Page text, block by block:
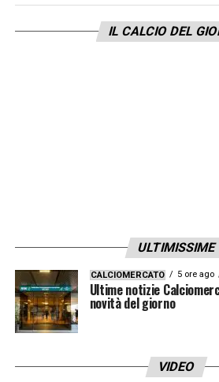
possibile, considerando che
IL CALCIO DEL
ULTIMISSIME
CALCIOMERCATO 5 ore ago
Ultime notizie
novità del giorno
VIDEO